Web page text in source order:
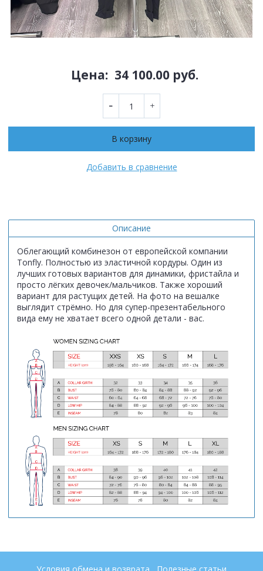
Цена: 34 100.00 руб.
В корзину
Добавить в сравнение
Описание
Облегающий комбинезон от европейской компании
Tonfly. Полностью из эластичной кордуры. Один из
лучших готовых вариантов для динамики, фристайла и
просто лёгких девочек/мальчиков. Также хороший
вариант для растущих детей. На фото на вешалке
выглядит стрёмно. Но для супер-презентабельного
вида ему не хватает всего одной детали - вас.